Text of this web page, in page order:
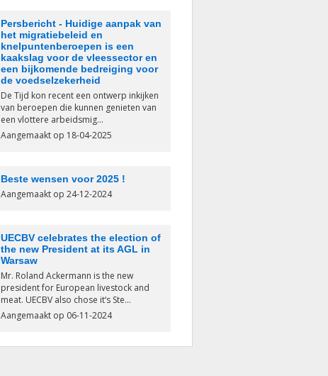
Persbericht - Huidige aanpak van
het migratiebeleid en
knelpuntenberoepen is een
kaakslag voor de vleessector en
een bijkomende bedreiging voor
de voedselzekerheid
De Tijd kon recent een ontwerp inkijken
van beroepen die kunnen genieten van
een vlottere arbeidsmig...
Aangemaakt op 18-04-2025
Beste wensen voor 2025 !
Aangemaakt op 24-12-2024
UECBV celebrates the election of
the new President at its AGL in
Warsaw
Mr. Roland Ackermann is the new
president for European livestock and
meat. UECBV also chose it‘s Ste...
Aangemaakt op 06-11-2024